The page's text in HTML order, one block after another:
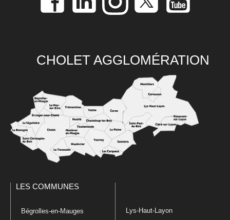
CHOLET AGGLOMÉRATION
LES COMMUNES
Bégrolles-en-Mauges Lys-Haut-Layon